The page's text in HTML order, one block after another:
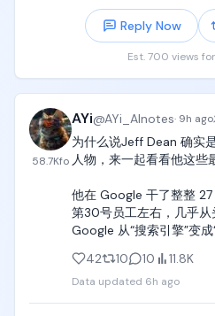
看稳定性、看响应速度、
不要长期用。
便宜是真的便宜。
但 API 这东西，最怕的不
风。
反正我先丢这了。
有高频调用需求的可以自
跑一轮最实在。
Reply Now
Est. 700 views
58.7Kfo
AYi@AYi_AInotes· 9h ago
为什么说Jeff Dean 确实
人物，来一起看看他这些
他在 Google 干了整整
第30号员工左右，几乎从
Google 从“搜索引擎”变成
最耀眼的成就（按影响力
1.  MapReduce（2004
42 10 10 11.8K
Data updated 6h ago